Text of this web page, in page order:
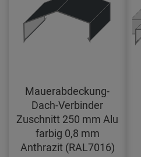
Mauerabdeckung-
Dach-Verbinder
Zuschnitt 250 mm Alu
farbig 0,8 mm
Anthrazit (RAL7016)